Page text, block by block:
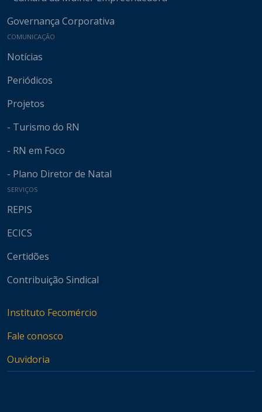
Governança Corporativa
COMUNICAÇÃO
Notícias
Periódicos
Projetos
- Turismo do RN
- RN em Foco
- Plano Diretor de Natal
SERVIÇOS
REPIS
ECICS
Certidões
Contribuição Sindical
Instituto Fecomércio
Fale conosco
Ouvidoria